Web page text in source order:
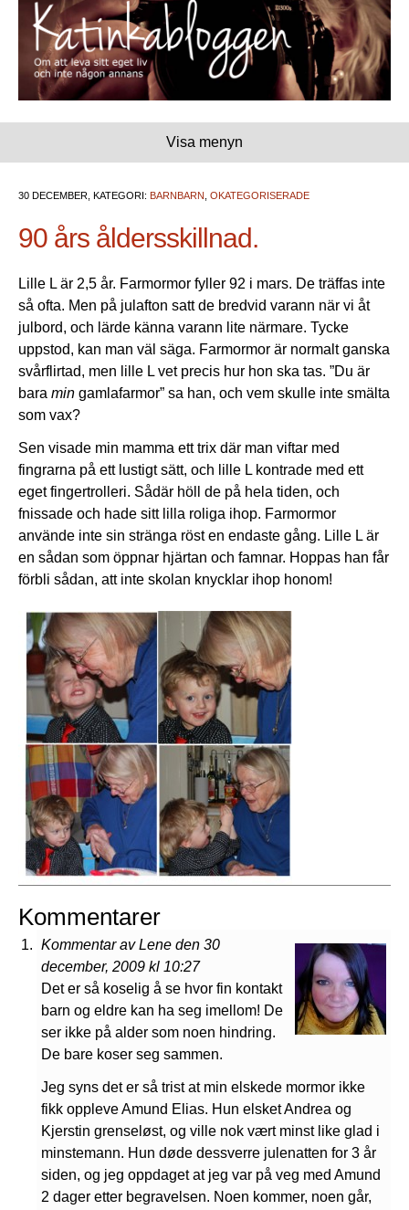
Visa menyn
30 DECEMBER, KATEGORI: BARNBARN OKATEGORISERADE
90 års åldersskillnad.
Lille L är 2,5 år. Farmormor fyller 92 i mars. De träffas inte
så ofta. Men på julafton satt de bredvid varann när vi åt
julbord, och lärde känna varann lite närmare. Tycke
uppstod, kan man väl säga. Farmormor är normalt ganska
svårflirtad, men lille L vet precis hur hon ska tas. ”Du är
bara min gamlafarmor” sa han, och vem skulle inte smälta
som vax?
Sen visade min mamma ett trix där man viftar med
fingrarna på ett lustigt sätt, och lille L kontrade med ett
eget fingertrolleri. Sådär höll de på hela tiden, och
fnissade och hade sitt lilla roliga ihop. Farmormor
använde inte sin stränga röst en endaste gång. Lille L är
en sådan som öppnar hjärtan och famnar. Hoppas han får
förbli sådan, att inte skolan knycklar ihop honom!
Kommentarer
Kommentar av Lene den 30
december, 2009 kl 10:27
Det er så koselig å se hvor fin kontakt
barn og eldre kan ha seg imellom! De
ser ikke på alder som noen hindring.
De bare koser seg sammen.
Jeg syns det er så trist at min elskede mormor ikke
fikk oppleve Amund Elias. Hun elsket Andrea og
Kjerstin grenseløst, og ville nok vært minst like glad i
minstemann. Hun døde dessverre julenatten for 3 år
siden, og jeg oppdaget at jeg var på veg med Amund
2 dager etter begravelsen. Noen kommer, noen går,